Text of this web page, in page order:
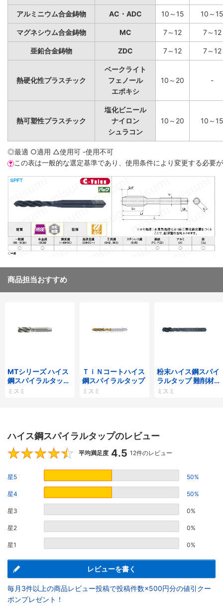
アルミニウム合金鋳物 AC・ADC 10～15 10～15
マグネシウム合金鋳物 MC 7～12 7～12
亜鉛合金鋳物 ZDC 7～12 7～12
熱硬化性プラスチック
ベークライト
フェノール
エポキシ
10～20 -
熱可塑性プラスチック
塩化ビニール
ナイロン
シュラコン
10～20 10～15
◎最適 ○適用 △使用可 -使用不可
この表は一般的な選定基準であり、使用条件により変更する必要
商品担当おすすめ
MTシリーズ ハイス
鋼スパイラルタップ
MT-SPFT
ミスミ
ＴｉＮコートハイス
鋼スパイラルタップ
ミスミ
粉末ハイス鋼スパイ
ラルタップ 難削材対
応
ミスミ
ハイス鋼スパイラルタップのレビュー
4.5
平均満足度 4.5 12件のレビュー
星5 50%
星4 50%
星3 0%
星2 0%
星1 0%
レビューを書く
毎月3件以上の商品レビュー投稿で投稿件数×500円分の値引クー
ポンプレゼント！